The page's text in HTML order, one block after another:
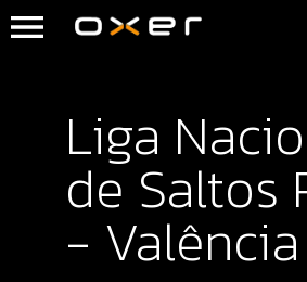
Liga
de Saltos
- Valência